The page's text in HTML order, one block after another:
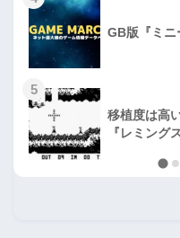
GB版『ミニ
5
移植度は高
『レミングス